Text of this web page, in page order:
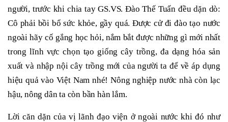
người, trước khi chia tay GS.VS. Đào Thế Tuấn đều dặn dò:
Cô phải bồi bổ sức khỏe, gầy quá. Được cử đi đào tạo nước
ngoài hãy cố gắng học hỏi, nắm bắt được những gì mới nhất
trong lĩnh vực chọn tạo giống cây trồng, đa dạng hóa sản
xuất và nhập nội cây trồng mới của người ta để về áp dụng
hiệu quả vào Việt Nam nhé! Nông nghiệp nước nhà còn lạc
hậu, nông dân ta còn bần hàn lắm.
Lời căn dặn của vị lãnh đạo viện ở ngoài nước khi đó như